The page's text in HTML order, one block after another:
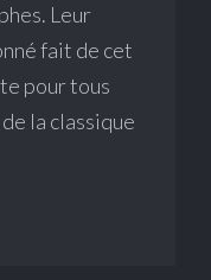
Leur
fait de cet
pour tous
la classique